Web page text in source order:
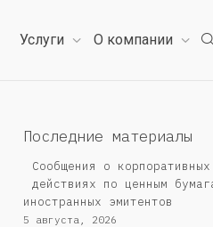
Услуги О компании
Последние материалы
Сообщения о корпоративных
действиях по ценным
иностранных эмитентов
5 августа, 2026